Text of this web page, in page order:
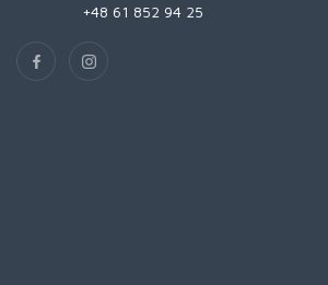
+48 61 852 94 25